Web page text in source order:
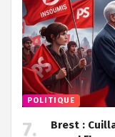
POLITIQUE
Brest :